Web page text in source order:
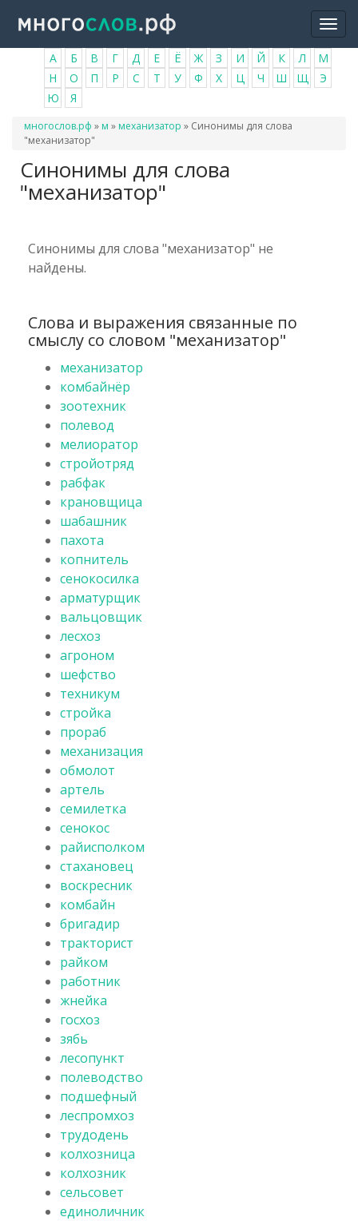
основному
содержанию
А Б В Г Д Е Ё Ж З И Й К Л
М
Н
О П Р С Т У Ф Х Ц Ч Ш Щ
Э
Ю
Я
Вы
здесь
многослов.рф » м » механизатор » Синонимы для слова
"механизатор"
Синонимы для слова
"механизатор"
Синонимы для слова "механизатор" не
найдены.
Слова и выражения связанные по
смыслу со словом "механизатор"
механизатор
комбайнёр
зоотехник
полевод
мелиоратор
стройотряд
рабфак
крановщица
шабашник
пахота
копнитель
сенокосилка
арматурщик
вальцовщик
лесхоз
агроном
шефство
техникум
стройка
прораб
механизация
обмолот
артель
семилетка
сенокос
райисполком
стахановец
воскресник
комбайн
бригадир
тракторист
райком
работник
жнейка
госхоз
зябь
лесопункт
полеводство
подшефный
леспромхоз
трудодень
колхозница
колхозник
сельсовет
единоличник